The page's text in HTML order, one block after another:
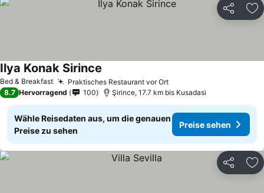
Teilen
Bed & Breakfast Praktisches Restaurant vor OrtPreise sehen
Ilya Konak Sirince
8.7 Hervorragend 100 Şirince, 17.7 km bis Kusadasi
Wähle Reisedaten aus, um die genauen
Preise zu sehen
Preise sehen
Teilen